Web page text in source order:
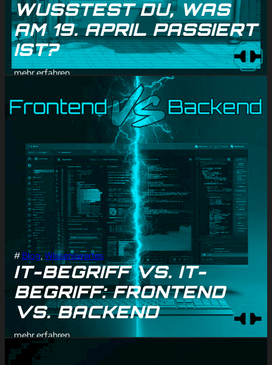
WUSSTEST DU, WAS
AM 19. APRIL PASSIERT
IST?
mehr erfahren
# Blog, Wissenswertes
IT-BEGRIFF VS. IT-
BEGRIFF: FRONTEND
VS. BACKEND
mehr erfahren